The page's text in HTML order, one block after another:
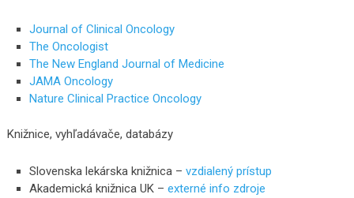
Journal of Clinical Oncology
The Oncologist
The New England Journal of Medicine
JAMA Oncology
Nature Clinical Practice Oncology
Knižnice, vyhľadávače, databázy
Slovenska lekárska knižnica –vzdialený prístup
Akademická knižnica UK –externé info zdroje